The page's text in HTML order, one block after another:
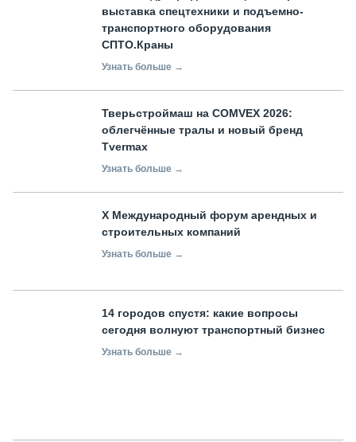
выставка спецтехники и подъемно-
транспортного оборудования
СПТО.Краны
Узнать больше →
Тверьстроймаш на COMVEX 2026:
облегчённые тралы и новый бренд
Tvermax
Узнать больше →
X Международный форум арендных и
строительных компаний
Узнать больше →
14 городов спустя: какие вопросы
сегодня волнуют транспортный бизнес
Узнать больше →